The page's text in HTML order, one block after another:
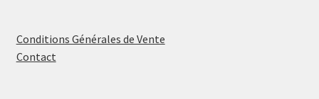
Conditions Générales de Vente
Contact